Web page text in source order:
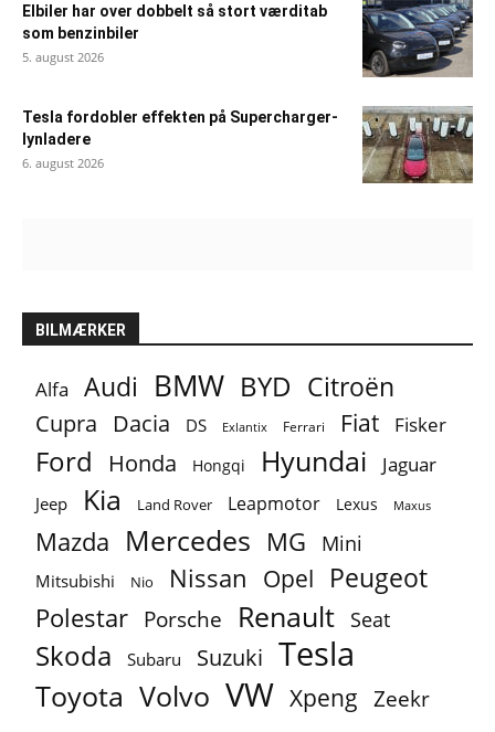
Elbiler har over dobbelt så stort værditab
som benzinbiler
5. august 2026
Tesla fordobler effekten på Supercharger-
lynladere
6. august 2026
BILMÆRKER
Alfa Audi BMW BYD Citroën
Cupra Dacia DS Exlantix Ferrari Fiat Fisker
Ford Honda Hongqi Hyundai Jaguar
Jeep Kia Land Rover Leapmotor Lexus Maxus
Mazda Mercedes MG Mini
Mitsubishi Nio Nissan Opel Peugeot
Polestar Porsche Renault Seat
Skoda Subaru Suzuki Tesla
Toyota Volvo VW Xpeng Zeekr